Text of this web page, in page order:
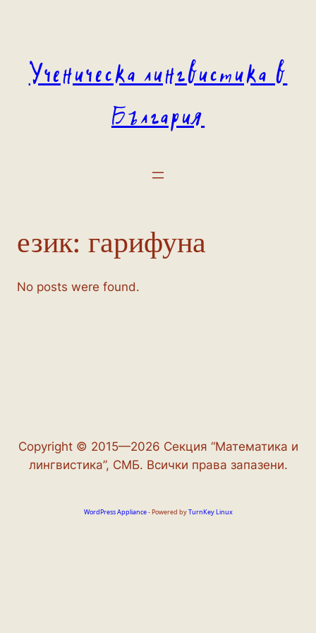
Ученическа лингвистика в
България
език: гарифуна
No posts were found.
Copyright © 2015—2026 Секция “Математика и
лингвистика”, СМБ. Всички права запазени.
WordPress Appliance- Powered byTurnKey Linux